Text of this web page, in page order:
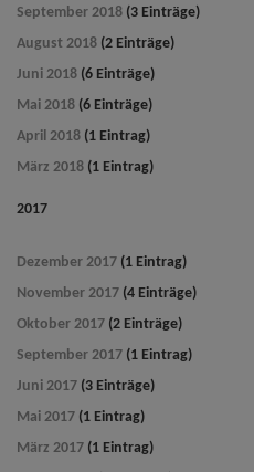
September 2018 (3 Einträge)
August 2018 (2 Einträge)
Juni 2018 (6 Einträge)
Mai 2018 (6 Einträge)
April 2018 (1 Eintrag)
März 2018 (1 Eintrag)
2017
Dezember 2017 (1 Eintrag)
November 2017 (4 Einträge)
Oktober 2017 (2 Einträge)
September 2017 (1 Eintrag)
Juni 2017 (3 Einträge)
Mai 2017 (1 Eintrag)
März 2017 (1 Eintrag)